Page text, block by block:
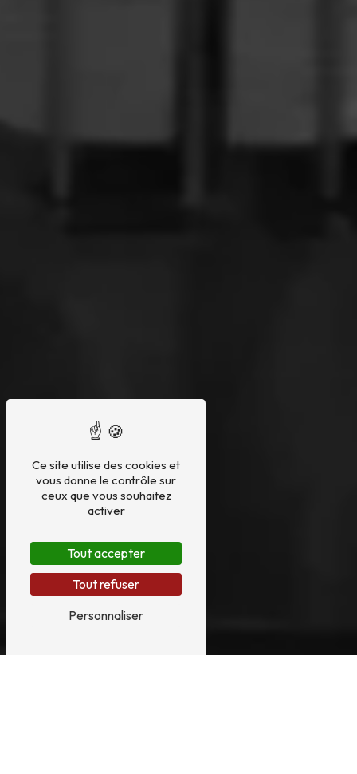
Ce site utilise des cookies et
vous donne le contrôle sur
ceux que vous souhaitez
activer
Tout accepter
Tout refuser
Personnaliser